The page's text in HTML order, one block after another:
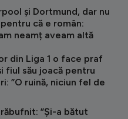
și Dortmund, dar nu
că e român:
neamț aveam altă
din Liga 1 o face praf
fiul său joacă pentru
”O ruină, niciun fel de
”Și-a bătut